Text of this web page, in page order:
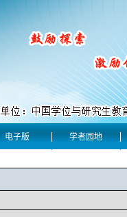
电子版 学者园地